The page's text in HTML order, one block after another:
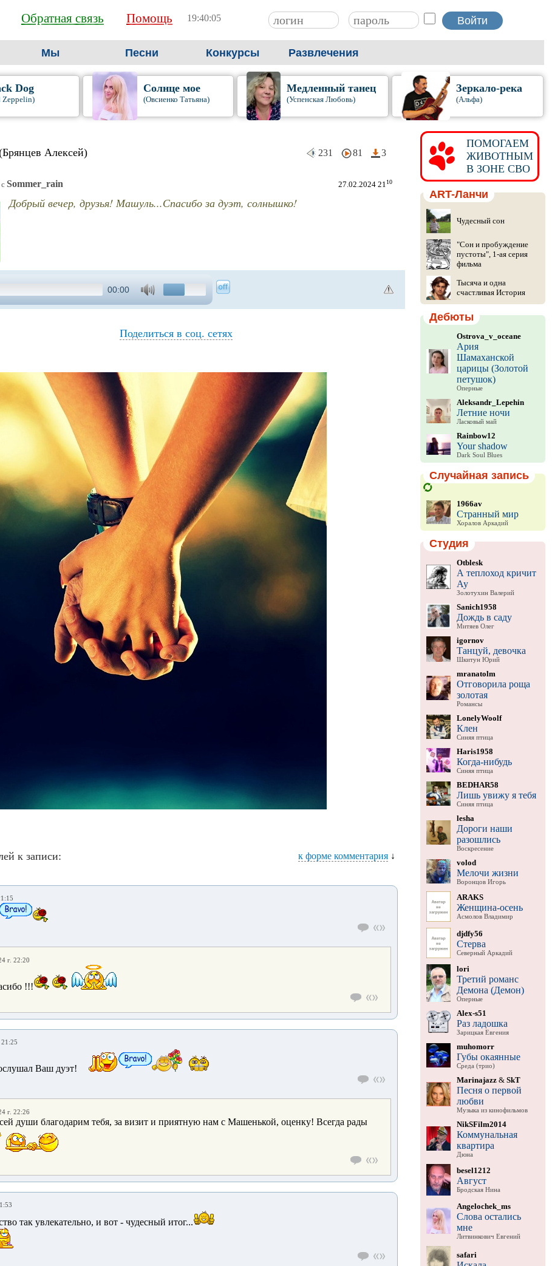
Обратная связь Помощь 19:40:06
Мы Песни Конкурсы Развлечения
Dog
Zeppelin)
Солнце мое
(Овсиенко Татьяна)
Медленный танец
(Успенская Любовь)
Зеркало-река
(Альфа)
Алексей) 231 81 3
Sommer_rain 27.02.2024 2110
Добрый вечер, друзья! Машуль...Спасибо за дуэт, солнышко!
00:00
Поделиться в соц. сетях
к записи: к форме комментария ↓
г. 22:20
!!!
Ваш дуэт!
г. 22:26
души благодарим тебя, за визит и приятную нам с Машенькой, оценку! Всегда рады
так увлекательно, и вот - чудесный итог...
ПОМОГАЕМ
ЖИВОТНЫМ
В ЗОНЕ СВО
ART-Ланчи
Чудесный сон
"Сон и пробуждение
пустоты", 1-ая серия
фильма
Тысяча и одна
счастливая История
Дебюты
Ostrova_v_oceane
Ария
Шамаханской
царицы (Золотой
петушок)
Оперные
Aleksandr_Lepehin
Летние ночи
Ласковый май
Rainbow12
Your shadow
Dark Soul Blues
Случайная запись
1966av
Странный мир
Хоралов Аркадий
Студия
Otblesk
А теплоход кричит
Ау
Золотухин Валерий
Sanich1958
Дождь в саду
Митяев Олег
igornov
Танцуй, девочка
Шкитун Юрий
mranatolm
Отговорила роща
золотая
Романсы
LonelyWoolf
Клен
Синяя птица
Haris1958
Когда-нибудь
Синяя птица
BEDHAR58
Лишь увижу я тебя
Синяя птица
lesha
Дороги наши
разошлись
Воскресение
volod
Мелочи жизни
Воронцов Игорь
ARAKS
Женщина-осень
Асмолов Владимир
djdfy56
Стерва
Северный Аркадий
lori
Третий романс
Демона (Демон)
Оперные
Alex-s51
Раз ладошка
Зарицкая Евгения
muhomorr
Губы окаянные
Среда (трио)
Marinajazz& SkT
Песня о первой
любви
Музыка из кинофильмов
NikSFilm2014
Коммунальная
квартира
Дюна
besel1212
Август
Бродская Нина
Angelochek_ms
Слова остались
мне
Литвинкович Евгений
safari